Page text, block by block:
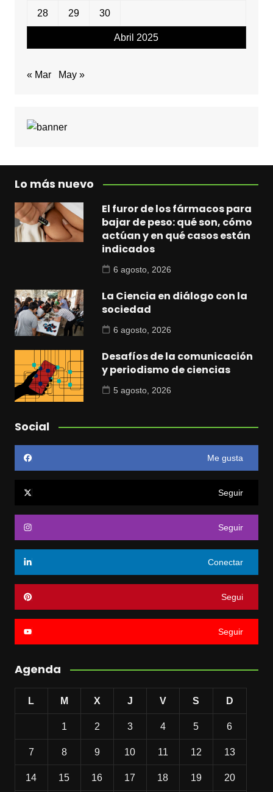
Abril 2025
28 29 30
« Mar May »
Lo más nuevo
El furor de los fármacos para
bajar de peso: qué son, cómo
actúan y en qué casos están
indicados
6 agosto, 2026
La Ciencia en diálogo con la
sociedad
6 agosto, 2026
Desafíos de la comunicación
y periodismo de ciencias
5 agosto, 2026
Social
Me gusta
Seguir
Seguir
Conectar
Segui
Seguir
Agenda
L M X J V S D
1 2 3 4 5 6
7 8 9 10 11 12 13
14 15 16 17 18 19 20